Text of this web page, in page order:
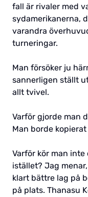
fall är rivaler med
sydamerikanerna,
varandra
turneringar.
Man försöker ju
sannerligen ställt
allt tvivel.
Varför gjorde man
Man borde
Varför kör man inte
istället? Jag
klart bättre lag på
på plats. Thanasu